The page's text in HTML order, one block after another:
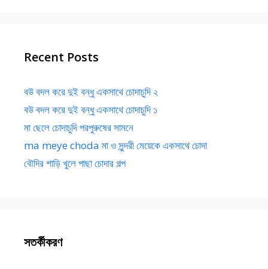
Recent Posts
বউ বদল করে দুই বন্ধু একসাথে চোদাচুদি ২
বউ বদল করে দুই বন্ধু একসাথে চোদাচুদি ১
মা ছেলে চোদাচুদি পরপুরুষের সামনে
ma meye choda মা ও সুন্দরী মেয়েকে একসাথে চোদা
বৌদির শাড়ি খুলে পাছা চোদার গল্প
সতর্কীকরণ